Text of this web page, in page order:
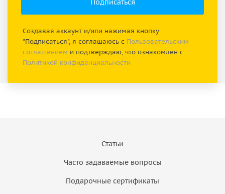
Создавая аккаунт и/или нажимая кнопку
"Подписаться", я соглашаюсь с Пользовательским
соглашением и подтверждаю, что ознакомлен с
Политикой конфиденциальности
Статьи
Часто задаваемые вопросы
Подарочные сертификаты